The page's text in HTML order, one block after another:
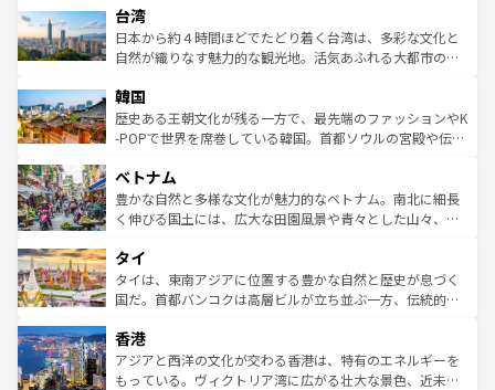
情報は
人々、おいしいローカルフードやハワイアンミュージッ
ク、伝統的なフラダンスなど、すべてがハワイの魅力を彩
っている。訪れるたびに新しい発見と感動が待っているハ
はコンテンツ一覧
リアリーフや大陸中央部にそびえるウルル（エアーズロッ
ク）、タスマニアの美しい原生林やケアンズの熱帯雨林な
ど、見どころがたくさん。また、カフェやワイン、オージ
いる。アクティビティも充実しており、サーフィンやダイ
ビング、ハイキングなど、アウトドア好きにはたまらな
い。オーストラリアの多彩な魅力を存分に味わいつくそ
参照してほしい。
台湾
日本から約４時間ほどでたどり着く台湾は、多彩な文化と
自然が織りなす魅力的な観光地。活気あふれる大都市の台
ン）、静ひつな山岳地帯である台湾東部など、都市の喧騒
と山間の静けさが共存しており、訪れる人に新しい発見と
驚きをもたらしてくれる。また、奥深い台湾の食文化も魅
容にもいいと評判のスイーツなど、バラエティ豊かな料理
が味わえる。 なお、新着の台湾情報は コンテンツ一覧を参
照してほしい。
韓国
歴史ある王朝文化が残る一方で、最先端のファッションやK
-POPで世界を席巻している韓国。首都ソウルの宮殿や伝統
き、地方に足を延ばせば四季折々の自然美を楽しむことが
できる。そして、キムチや焼肉、絶品のストリートフード
まで、さまざまな韓国料理が待っている。夜には、韓国な
リティに包まれながら、韓国の多彩な魅力を心ゆくまで味
わってみてほしい。 なお、新着の韓国情報はコンテンツ一
覧を参照してほしい。
ベトナム
豊かな自然と多様な文化が魅力的なベトナム。南北に細長
く伸びる国土には、広大な田園風景や青々とした山々、世
急速な発展と共に伝統が息づく。ハノイの古い町並みやホ
ーチミン市のフランス統治時代の建物も、独特の雰囲気を
醸し出している。また、バラエティの豊かさとおいしさで
とつ。フォーやバインミー、ベトナムコーヒーなどは、ぜ
ひ現地で味わいたい。どの地域を訪れてもあたたかい人々
が旅行者を迎えてくれるので、きっと忘れられない旅にな
タイ
タイは、東南アジアに位置する豊かな自然と歴史が息づく
国だ。首都バンコクは高層ビルが立ち並ぶ一方、伝統的な
の活気が交差している。北部ではチェンマイなどの山岳地
帯で自然と触れ合い、南部ではプーケットやクラビの美し
いビーチでリゾート気分を楽しむことができる。タイ料理
香港
アジアと西洋の文化が交わる香港は、特有のエネルギーを
もっている。ヴィクトリア湾に広がる壮大な景色、近未来